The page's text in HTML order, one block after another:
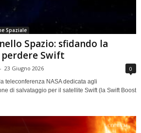
Spaziale
Spazio: sfidando la
Swift
- 23 Giugno 2026 0
teleconferenza NASA dedicata agli
di salvataggio per il satellite Swift (la Swift Boost